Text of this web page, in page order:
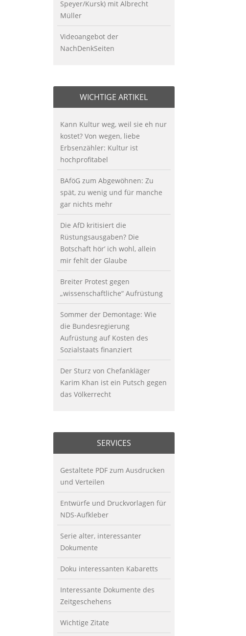
Speyer/Kursk) mit Albrecht
Müller
Videoangebot der
NachDenkSeiten
WICHTIGE ARTIKEL
Kann Kultur weg, weil sie eh nur
kostet? Von wegen, liebe
Erbsenzähler: Kultur ist
hochprofitabel
BAföG zum Abgewöhnen: Zu
spät, zu wenig und für manche
gar nichts mehr
Die AfD kritisiert die
Rüstungsausgaben? Die
Botschaft hör’ ich wohl, allein
mir fehlt der Glaube
Breiter Protest gegen
„wissenschaftliche“ Aufrüstung
Sommer der Demontage: Wie
die Bundesregierung
Aufrüstung auf Kosten des
Sozialstaats finanziert
Der Sturz von Chefankläger
Karim Khan ist ein Putsch gegen
das Völkerrecht
SERVICES
Gestaltete PDF zum Ausdrucken
und Verteilen
Entwürfe und Druckvorlagen für
NDS-Aufkleber
Serie alter, interessanter
Dokumente
Doku interessanten Kabaretts
Interessante Dokumente des
Zeitgeschehens
Wichtige Zitate